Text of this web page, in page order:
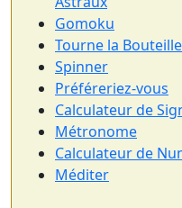
Gomoku
Tourne la Bouteille
Spinner
Préféreriez-vous
Calculateur de
Métronome
Calculateur de
Méditer